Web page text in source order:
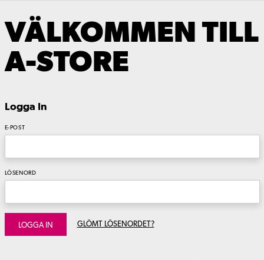
VÄLKOMMEN TILL
A-STORE
Logga In
E-POST
LÖSENORD
LOGGA IN GLÖMT LÖSENORDET?